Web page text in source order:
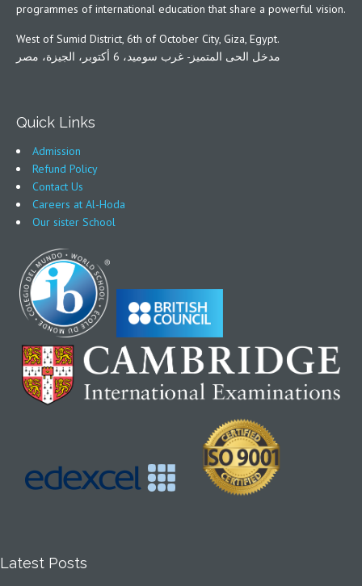
programmes of international education that share a powerful vision.
West of Sumid District, 6th of October City, Giza, Egypt.
مدخل الحى المتميز- غرب سوميد، 6 أكتوبر، الجيزة، مصر
Quick Links
Admission
Refund Policy
Contact Us
Careers at Al-Hoda
Our sister School
Latest Posts